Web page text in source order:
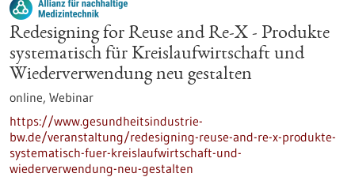
Redesigning for Reuse and Re-X - Produkte
systematisch für Kreislaufwirtschaft und
Wiederverwendung neu gestalten
online, Webinar
https://www.gesundheitsindustrie-
bw.de/veranstaltung/redesigning-reuse-and-re-x-produkte-
systematisch-fuer-kreislaufwirtschaft-und-
wiederverwendung-neu-gestalten